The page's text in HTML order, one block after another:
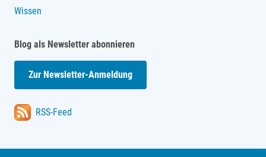
Wissen
Blog als Newsletter abonnieren
Zur Newsletter-Anmeldung
RSS-Feed